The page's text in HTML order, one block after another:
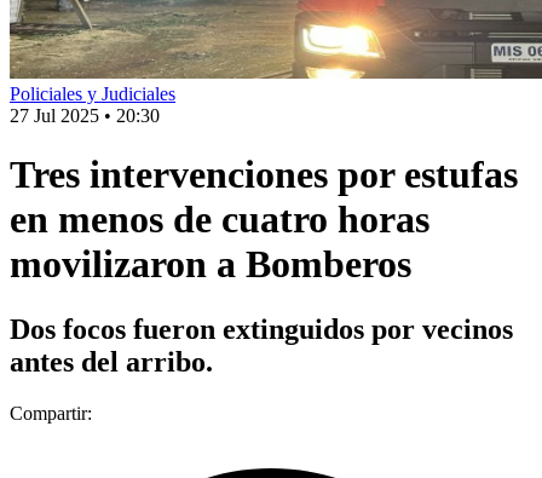
Policiales y Judiciales
27 Jul 2025 • 20:30
Tres intervenciones por estufas
en menos de cuatro horas
movilizaron a Bomberos
Dos focos fueron extinguidos por vecinos
antes del arribo.
Compartir: